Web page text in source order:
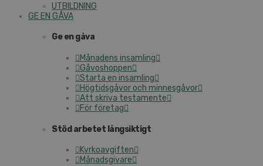
UTBILDNING
GE EN GÅVA
Ge en gåva
Månadens insamling
Gåvoshoppen
Starta en insamling
Högtidsgåvor och minnesgåvor
Att skriva testamente
För företag
Stöd arbetet långsiktigt
Kyrkoavgiften
Månadsgivare